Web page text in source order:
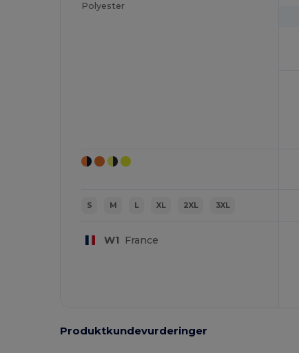
Polyester
S M L XL 2XL 3XL
W1 France
Produktkundevurderinger